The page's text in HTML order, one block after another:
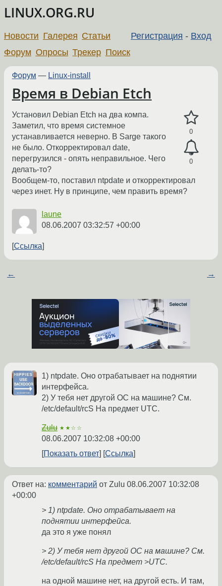
LINUX.ORG.RU
Регистрация - Вход
Новости Галерея Статьи
Форум Опросы Трекер Поиск
Форум — Linux-install
Время в Debian Etch
0
0
Установил Debian Etch на два компа.
Заметил, что время системное
устанавливается неверно. В Sarge такого
не было. Откорректировал date,
перегрузился - опять неправильное. Чего
делать-то?
Вообщем-то, поставил ntpdate и откорректировал
через инет. Ну в принципе, чем править время?
laune
08.06.2007 03:32:57 +00:00
Ссылка
← →
1) ntpdate. Оно отрабатывает на поднятии
интерфейса.
2) У тебя нет другой ОС на машине? См.
/etc/default/rcS На предмет UTC.
Zulu ★★☆☆
08.06.2007 10:32:08 +00:00
Показать ответ
Ссылка
Ответ на: комментарий от Zulu 08.06.2007 10:32:08
+00:00
> 1) ntpdate. Оно отрабатывает на
поднятии интерфейса.
да это я уже понял
> 2) У тебя нет другой ОС на машине? См.
/etc/default/rcS На предмет >UTC.
на одной машине нет, на другой есть. И там,